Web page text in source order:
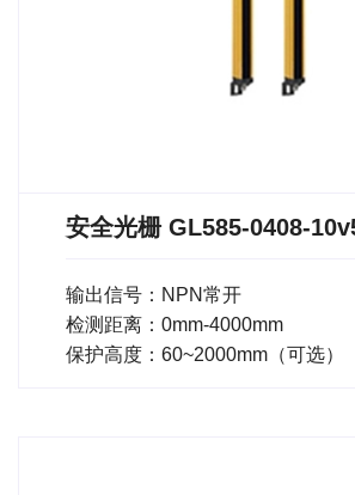
安全光栅 GL585-0408-
输出信号：NPN常开
检测距离：0mm-4000mm
保护高度：60~2000mm（可选）